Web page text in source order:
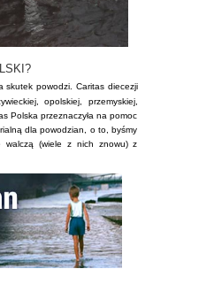
skutek powodzi. Caritas diecezji
opolskiej, przemyskiej,
Polska przeznaczyła na pomoc
dla powodzian, o to, byśmy
walczą (wiele z nich znowu) z